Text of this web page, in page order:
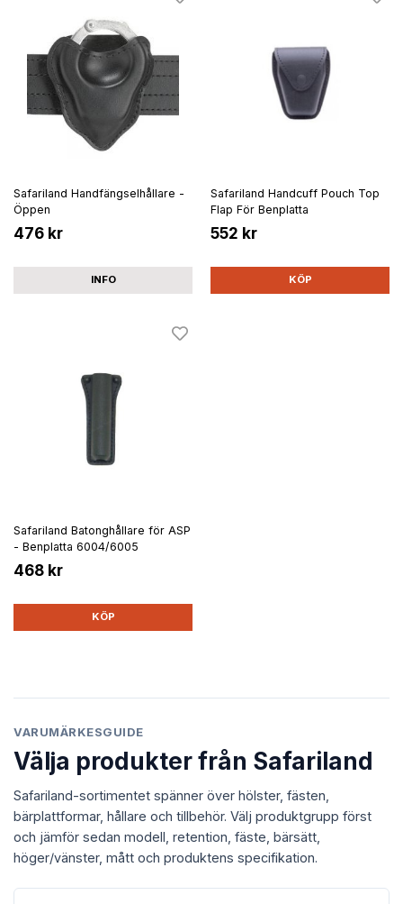
Safariland Handfängselhållare -
Öppen
476 kr
INFO
Safariland Handcuff Pouch Top
Flap För Benplatta
552 kr
KÖP
Safariland Batonghållare för ASP
- Benplatta 6004/6005
468 kr
KÖP
VARUMÄRKESGUIDE
Välja produkter från Safariland
Safariland-sortimentet spänner över hölster, fästen,
bärplattformar, hållare och tillbehör. Välj produktgrupp först
och jämför sedan modell, retention, fäste, bärsätt,
höger/vänster, mått och produktens specifikation.